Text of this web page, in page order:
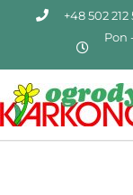
+48 502 212
Pon